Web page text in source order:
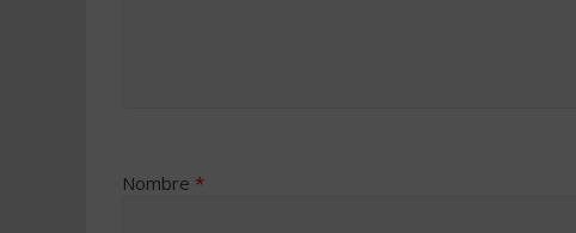
Nombre *